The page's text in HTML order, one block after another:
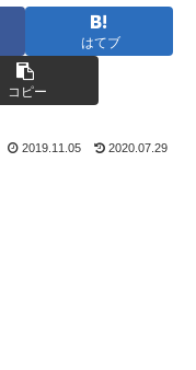
はてブ
コピー
2019.11.05 2020.07.29